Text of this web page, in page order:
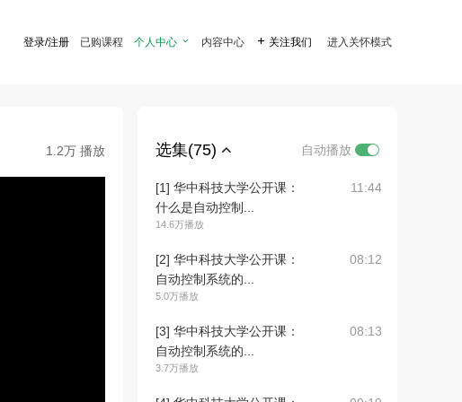
登录/注册 已购课程 个人中心  内容中心  关注我们 进入关怀模式
1.2万 播放 选集(75) 自动播放
[1] 华中科技大学公开课：
什么是自动控制...
14.6万播放
11:44
[2] 华中科技大学公开课：
自动控制系统的...
5.0万播放
08:12
[3] 华中科技大学公开课：
自动控制系统的...
3.7万播放
08:13